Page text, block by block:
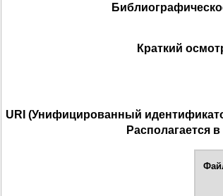
Краткий
URI (Унифицированный
Располагается